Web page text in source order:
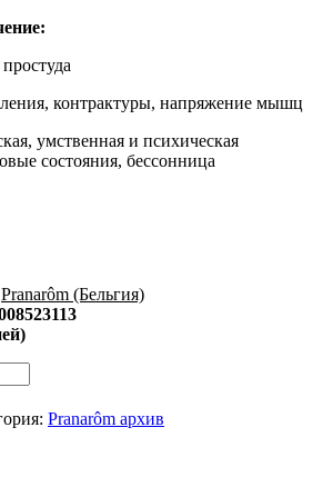
контрактуры, напряжение мышц
умственная и психическая
состояния, бессонница
Pranarôm (Бельгия)
Pranarôm архив